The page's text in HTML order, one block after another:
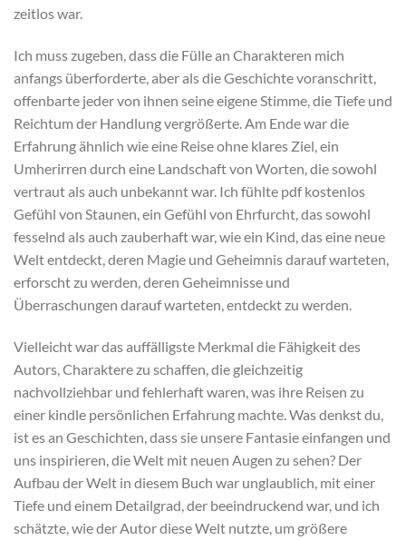
zeitlos war.
Ich muss zugeben, dass die Fülle an Charakteren mich
anfangs überforderte, aber als die Geschichte voranschritt,
offenbarte jeder von ihnen seine eigene Stimme, die Tiefe und
Reichtum der Handlung vergrößerte. Am Ende war die
Erfahrung ähnlich wie eine Reise ohne klares Ziel, ein
Umherirren durch eine Landschaft von Worten, die sowohl
vertraut als auch unbekannt war. Ich fühlte pdf kostenlos
Gefühl von Staunen, ein Gefühl von Ehrfurcht, das sowohl
fesselnd als auch zauberhaft war, wie ein Kind, das eine neue
Welt entdeckt, deren Magie und Geheimnis darauf warteten,
erforscht zu werden, deren Geheimnisse und
Überraschungen darauf warteten, entdeckt zu werden.
Vielleicht war das auffälligste Merkmal die Fähigkeit des
Autors, Charaktere zu schaffen, die gleichzeitig
nachvollziehbar und fehlerhaft waren, was ihre Reisen zu
einer kindle persönlichen Erfahrung machte. Was denkst du,
ist es an Geschichten, dass sie unsere Fantasie einfangen und
uns inspirieren, die Welt mit neuen Augen zu sehen? Der
Aufbau der Welt in diesem Buch war unglaublich, mit einer
Tiefe und einem Detailgrad, der beeindruckend war, und ich
schätzte, wie der Autor diese Welt nutzte, um größere